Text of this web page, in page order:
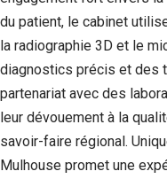
du patient, le cabinet
la radiographie 3D et le
diagnostics précis et des
partenariat avec des
leur dévouement à la
savoir-faire régional.
Mulhouse promet une
lorsque vous
visitez notre
site, vous
augmentez les
chances de
voir du
contenu et des
personnalisés.